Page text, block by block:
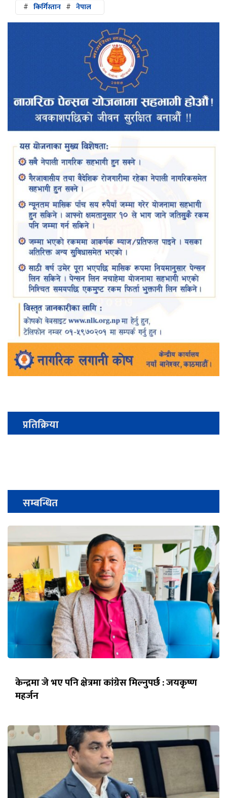
# किर्गिस्तान # नेपाल
प्रतिक्रिया
सम्बन्धित
केन्द्रमा जे भए पनि क्षेत्रमा कांग्रेस मिल्नुपर्छ : जयकृष्ण
महर्जन